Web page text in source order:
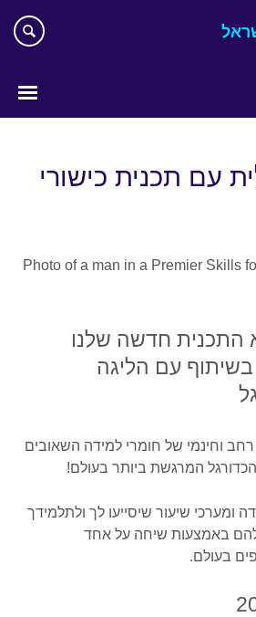
עם תכנית כישורי
התכנית חדשה שלנו
בשיתוף עם הליגה
רחב וחינמי של חומרי למידה השאובים
המרגשת ביותר בעולם!
ומערכי שיעור שיסייעו לך ולתלמידך
באמצעות שיחה על אחד
בעולם.